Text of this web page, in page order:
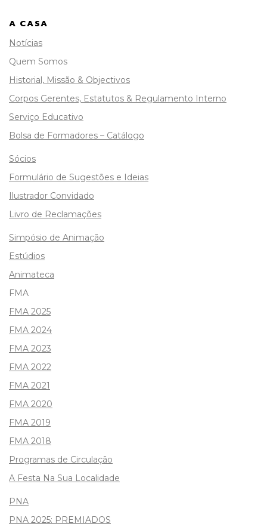
A CASA
Notícias
Quem Somos
Historial, Missão & Objectivos
Corpos Gerentes, Estatutos & Regulamento Interno
Serviço Educativo
Bolsa de Formadores – Catálogo
Sócios
Formulário de Sugestões e Ideias
Ilustrador Convidado
Livro de Reclamações
Simpósio de Animação
Estúdios
Animateca
FMA
FMA 2025
FMA 2024
FMA 2023
FMA 2022
FMA 2021
FMA 2020
FMA 2019
FMA 2018
Programas de Circulação
A Festa Na Sua Localidade
PNA
PNA 2025: PREMIADOS